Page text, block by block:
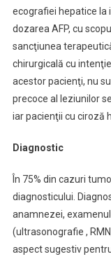
ecografiei hepatice la
dozarea AFP, cu
sancţiunea
chirurgicală cu
acestor pacienţi, nu
precoce al leziunilor
iar pacienţii cu ciroză
Diagnostic
În 75% din cazuri
diagnosticului.
anamnezei,
(ultrasonografie ,
aspect sugestiv